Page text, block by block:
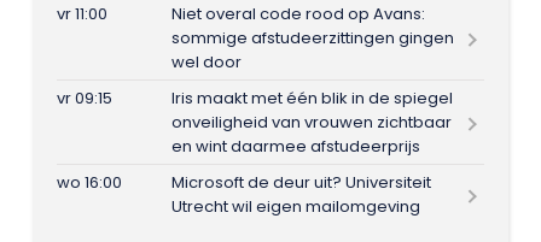
vr 11:00
Niet overal code rood op Avans:
sommige afstudeerzittingen gingen
wel door
vr 09:15
Iris maakt met één blik in de spiegel
onveiligheid van vrouwen zichtbaar
en wint daarmee afstudeerprijs
wo 16:00
Microsoft de deur uit? Universiteit
Utrecht wil eigen mailomgeving